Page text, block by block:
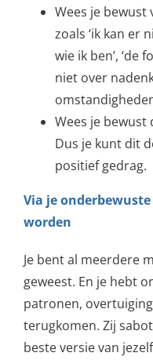
Wees je bewust
zoals ‘ik kan er
wie ik ben’, ‘de
niet over
Wees je
Dus je kunt dit
positief gedrag.
Via je
worden
Je bent al meerdere
geweest. En je hebt
patronen,
terugkomen. Zij
beste versie van